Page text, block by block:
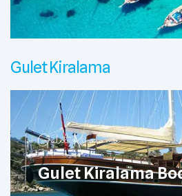
Gulet Kiralama
Gulet Kiralama
Gulet Kiralama